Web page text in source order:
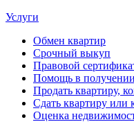
Услуги
Обмен квартир
Срочный выкуп
Правовой
Помощь в
Продать квартиру,
Сдать квартиру или
Оценка